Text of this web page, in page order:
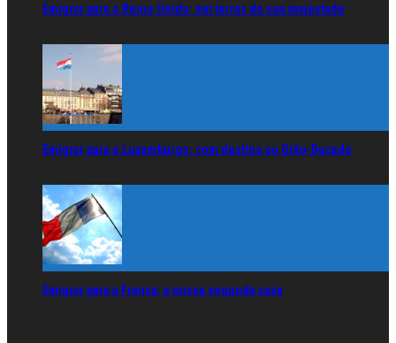
Emigrar para o Reino Unido: em terras de sua majestade
Emigrar para o Luxemburgo: com destino ao Grão-Ducado
Emigrar para a França: a nossa segunda casa